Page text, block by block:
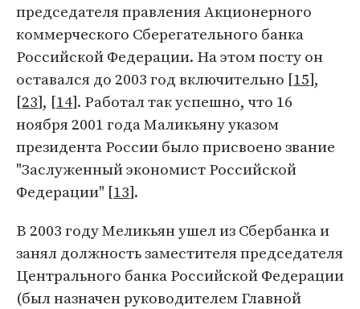
председателя правления Акционерного
коммерческого Сберегательного банка
Российской Федерации. На этом посту он
оставался до 2003 год включительно [15],
[23], [14]. Работал так успешно, что 16
ноября 2001 года Маликьяну указом
президента России было присвоено звание
"Заслуженный экономист Российской
Федерации" [13].
В 2003 году Меликьян ушел из Сбербанка и
занял должность заместителя председателя
Центрального банка Российской Федерации
(был назначен руководителем Главной